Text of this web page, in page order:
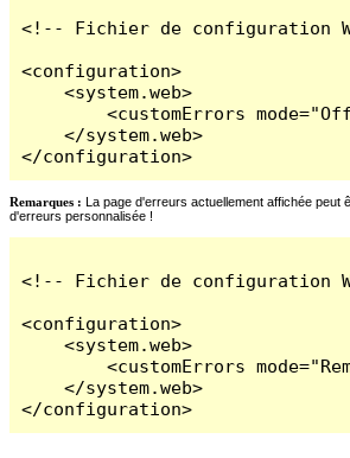
<!-- Fichier de configuration
<configuration>
    <system.web>
<customErrors
    </system.web>
</configuration>
Remarques : La page d'erreurs actuellement affichée peut
d'erreurs personnalisée !
<!-- Fichier de configuration
<configuration>
    <system.web>
<customErrors
    </system.web>
</configuration>